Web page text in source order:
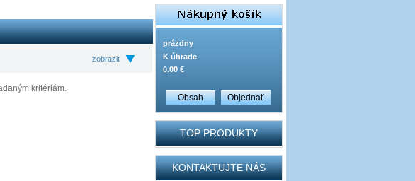
zobraziť
kritériám.
prázdny
K úhrade
0.00 €
Obsah Objednať
TOP PRODUKTY
KONTAKTUJTE NÁS